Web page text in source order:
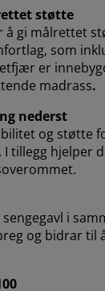
støtte
å gi målrettet
som
er
madrass.
nederst
og støtte
tillegg hjelper
i
og bidrar til